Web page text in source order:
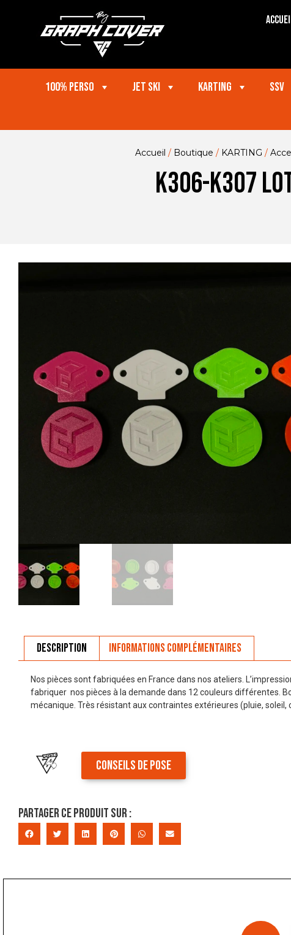
100% perso Jet ski Karting SSV
Accueil / Boutique / KARTING /
K306-K307
Description Informations complémentaires
Nos pièces sont fabriquées en France dans nos ateliers.
fabriquer nos pièces à la demande dans 12 couleurs différentes.
mécanique. Très résistant aux contraintes extérieures (pluie, soleil,
CONSEILS DE POSE
Partager ce produit sur :